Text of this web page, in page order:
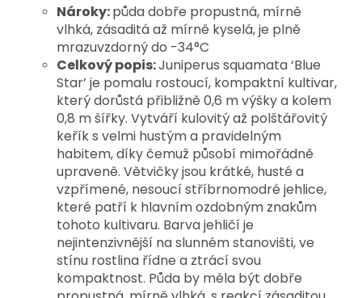
Nároky:půda dobře propustná, mírně
vlhká, zásaditá až mírně kyselá, je plně
mrazuvzdorný do -34°C
Celkový popis:Juniperus squamata ‘Blue
Star’ je pomalu rostoucí, kompaktní kultivar,
který dorůstá přibližně 0,6 m výšky a kolem
0,8 m šířky. Vytváří kulovitý až polštářovitý
keřík s velmi hustým a pravidelným
habitem, díky čemuž působí mimořádně
upraveně. Větvičky jsou krátké, husté a
vzpřímené, nesoucí stříbrnomodré jehlice,
které patří k hlavním ozdobným znakům
tohoto kultivaru. Barva jehličí je
nejintenzivnější na slunném stanovišti, ve
stínu rostlina řídne a ztrácí svou
kompaktnost. Půda by měla být dobře